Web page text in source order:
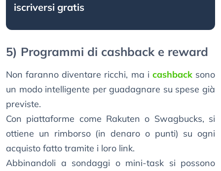
iscriversi gratis
5) Programmi di cashback e reward
Non faranno diventare ricchi, ma i cashbacksono
un modo intelligente per guadagnare su spese già
previste.
Con piattaforme come Rakuten o Swagbucks, si
ottiene un rimborso (in denaro o punti) su ogni
acquisto fatto tramite i loro link.
Abbinandoli a sondaggi o mini-task si possono